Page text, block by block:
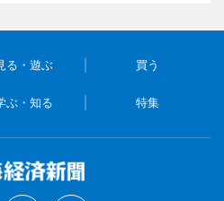
る・遊ぶ 買う
ぶ・知る 特集